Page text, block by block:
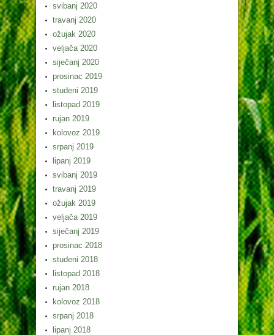
svibanj 2020
travanj 2020
ožujak 2020
veljača 2020
siječanj 2020
prosinac 2019
studeni 2019
listopad 2019
rujan 2019
kolovoz 2019
srpanj 2019
lipanj 2019
svibanj 2019
travanj 2019
ožujak 2019
veljača 2019
siječanj 2019
prosinac 2018
studeni 2018
listopad 2018
rujan 2018
kolovoz 2018
srpanj 2018
lipanj 2018